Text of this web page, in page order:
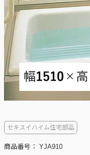
セキスイハイム住宅部品
商品番号： YJA910